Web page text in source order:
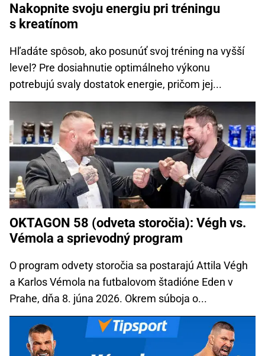
Nakopnite svoju energiu pri tréningu
s kreatínom
Hľadáte spôsob, ako posunúť svoj tréning na vyšší
level? Pre dosiahnutie optimálneho výkonu
potrebujú svaly dostatok energie, pričom jej...
OKTAGON 58 (odveta storočia): Végh vs.
Vémola a sprievodný program
O program odvety storočia sa postarajú Attila Végh
a Karlos Vémola na futbalovom štadióne Eden v
Prahe, dňa 8. júna 2026. Okrem súboja o...